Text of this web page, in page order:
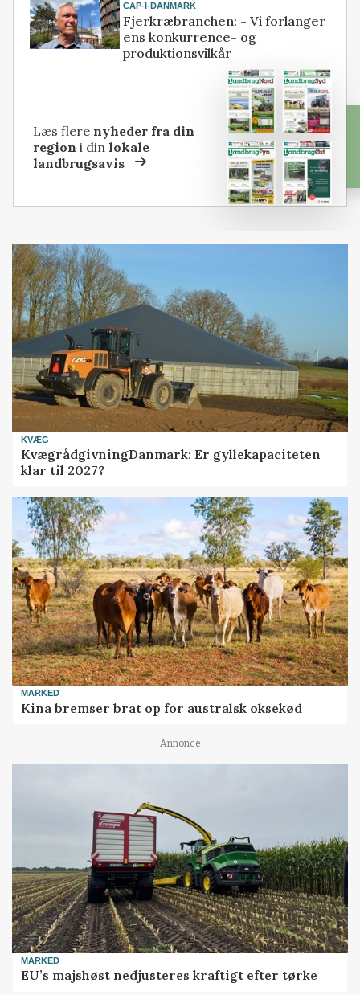
CAP-I-DANMARK
Fjerkræbranchen: - Vi forlanger
ens konkurrence- og
produktionsvilkår
Læs flere nyheder fra din
region i dinlokale
landbrugsavis
KVÆG
KvægrådgivningDanmark: Er gyllekapaciteten
klar til 2027?
MARKED
Kina bremser brat op for australsk oksekød
Annonce
MARKED
EU’s majshøst nedjusteres kraftigt efter tørke